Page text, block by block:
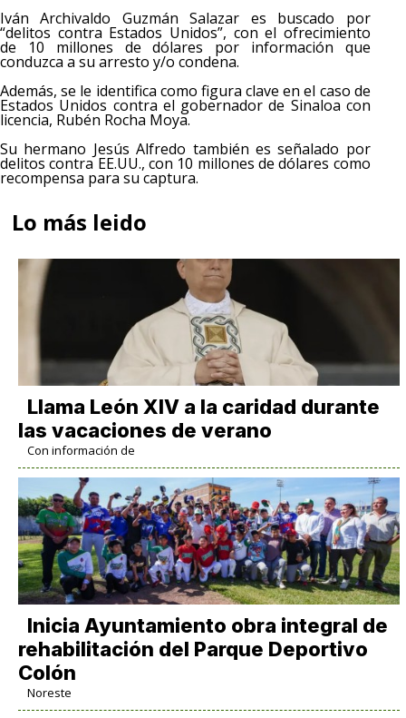
Iván Archivaldo Guzmán Salazar es buscado por
“delitos contra Estados Unidos”, con el ofrecimiento
de 10 millones de dólares por información que
conduzca a su arresto y/o condena.
Además, se le identifica como figura clave en el caso de
Estados Unidos contra el gobernador de Sinaloa con
licencia, Rubén Rocha Moya.
Su hermano Jesús Alfredo también es señalado por
delitos contra EE.UU., con 10 millones de dólares como
recompensa para su captura.
Lo más leido
Llama León XIV a la caridad durante
las vacaciones de verano
Con información de
Inicia Ayuntamiento obra integral de
rehabilitación del Parque Deportivo
Colón
Noreste